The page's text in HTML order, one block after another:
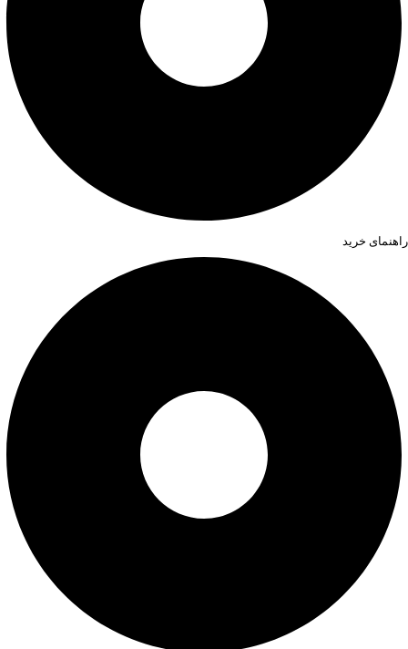
راهنمای خرید